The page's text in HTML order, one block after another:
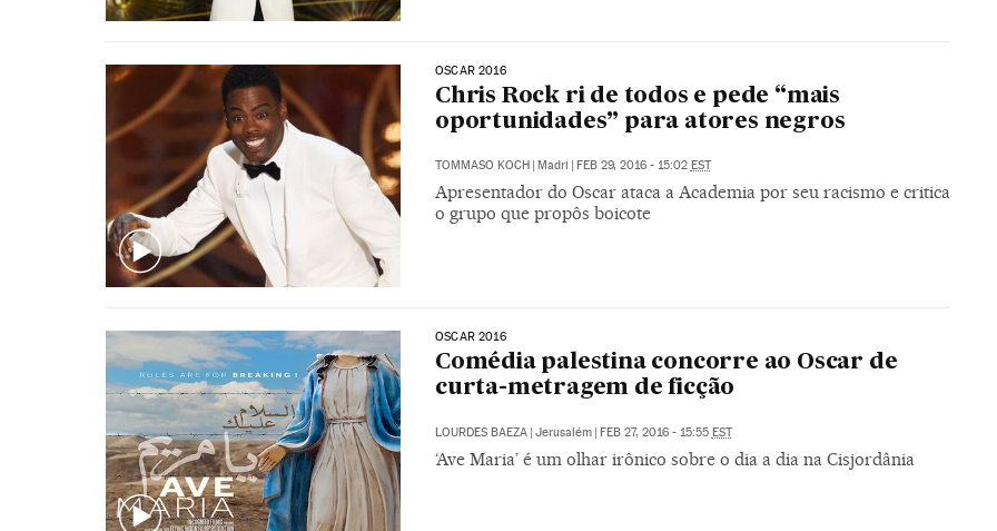
OSCAR 2016
Chris Rock ri de todos e pede “mais
oportunidades” para atores negros
TOMMASO KOCH Madri FEB 29, 2016 - 15:02 EST
Apresentador do Oscar ataca a Academia por seu racismo e critica
o grupo que propôs boicote
OSCAR 2016
Comédia palestina concorre ao Oscar de
curta-metragem de ficção
LOURDES BAEZA | Jerusalém | FEB 27, 2016 - 15:55 EST
‘Ave Maria’ é um olhar irônico sobre o dia a dia na Cisjordânia